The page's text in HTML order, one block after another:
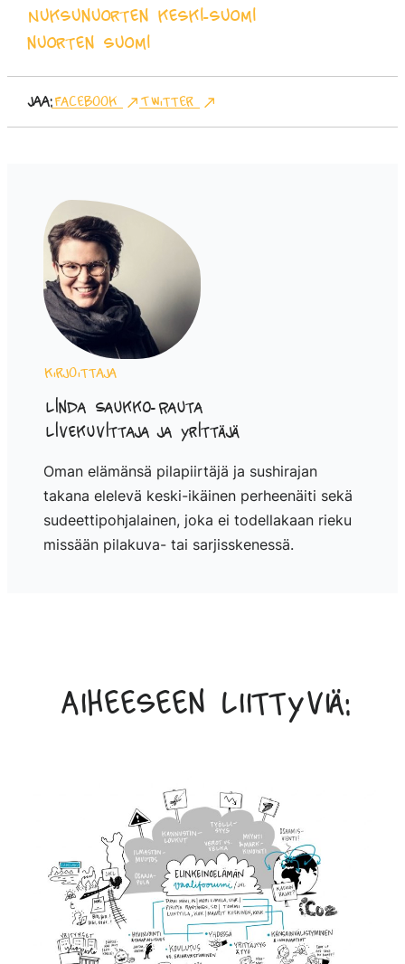
Nuksunuorten keski-suomi
nuorten suomi
Jaa:Facebook Twitter
Kirjoittaja
Linda Saukko-Rauta
Livekuvittaja ja yrittäjä
Oman elämänsä pilapiirtäjä ja sushirajan
takana elelevä keski-ikäinen perheenäiti sekä
sudeettipohjalainen, joka ei todellakaan rieku
missään pilakuva- tai sarjisskenessä.
Aiheeseen liittyviä: